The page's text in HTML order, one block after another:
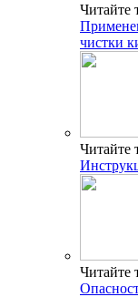
Читайте
чистки
Читайте
Читайте